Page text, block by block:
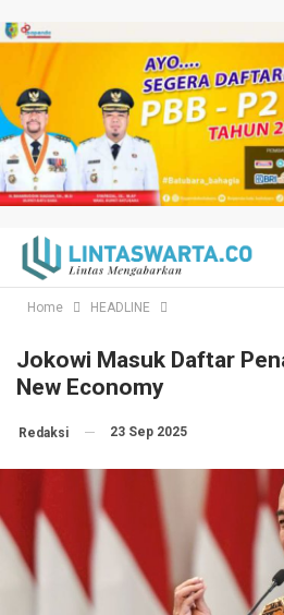
Home HEADLINE
Jokowi Masuk Daftar
New Economy
Redaksi 23 Sep 2025